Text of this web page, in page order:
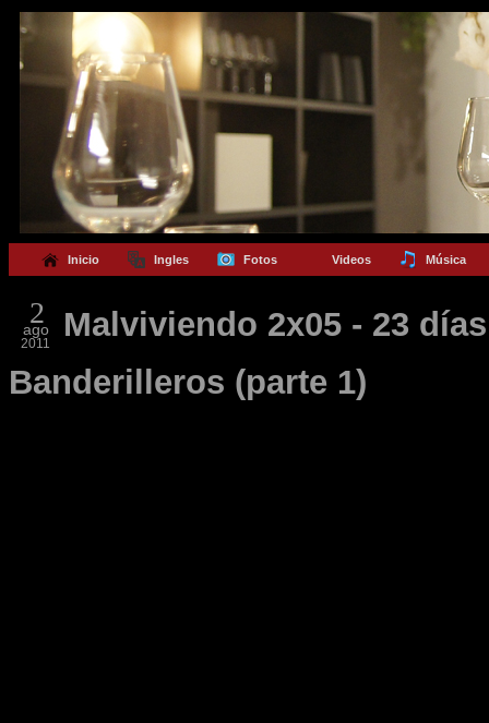
Inicio Ingles Fotos Videos Música
2
ago
2011
Malviviendo 2x05 - 23
Banderilleros (parte 1)